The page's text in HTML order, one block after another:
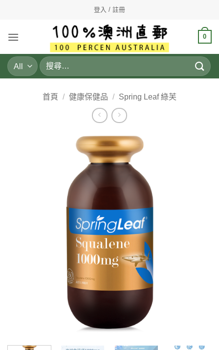
登入 / 註冊
0
搜
尋
鍵
首頁 / 健康保健品 / Spring Leaf 綠芙